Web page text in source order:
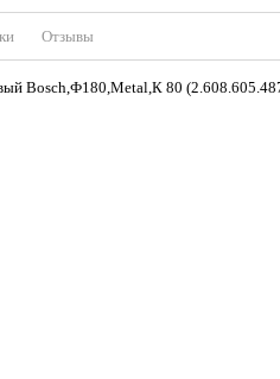
Отзывы
Bosch,Ф180,Metal,К 80